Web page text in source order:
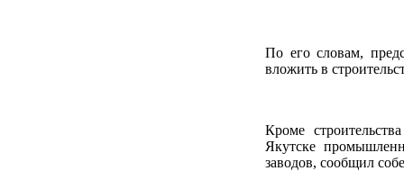
По его словам,
вложить в
Кроме
Якутске
заводов, сообщил